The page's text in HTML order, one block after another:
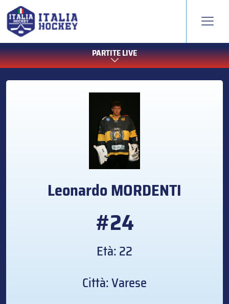
PARTITE LIVE
LeonardoMORDENTI
#24
Età: 22
Città: Varese